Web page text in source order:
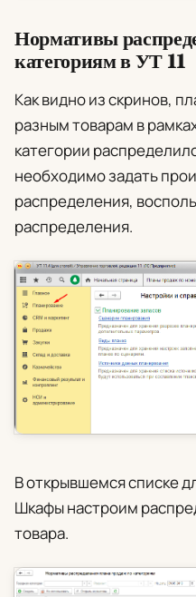
Нормативы
категориям в УТ 11
Как видно из скринов,
разным товарам в
категории
необходимо задать
распределения,
распределения.
В открывшемся списке
Шкафынастроим
товара.